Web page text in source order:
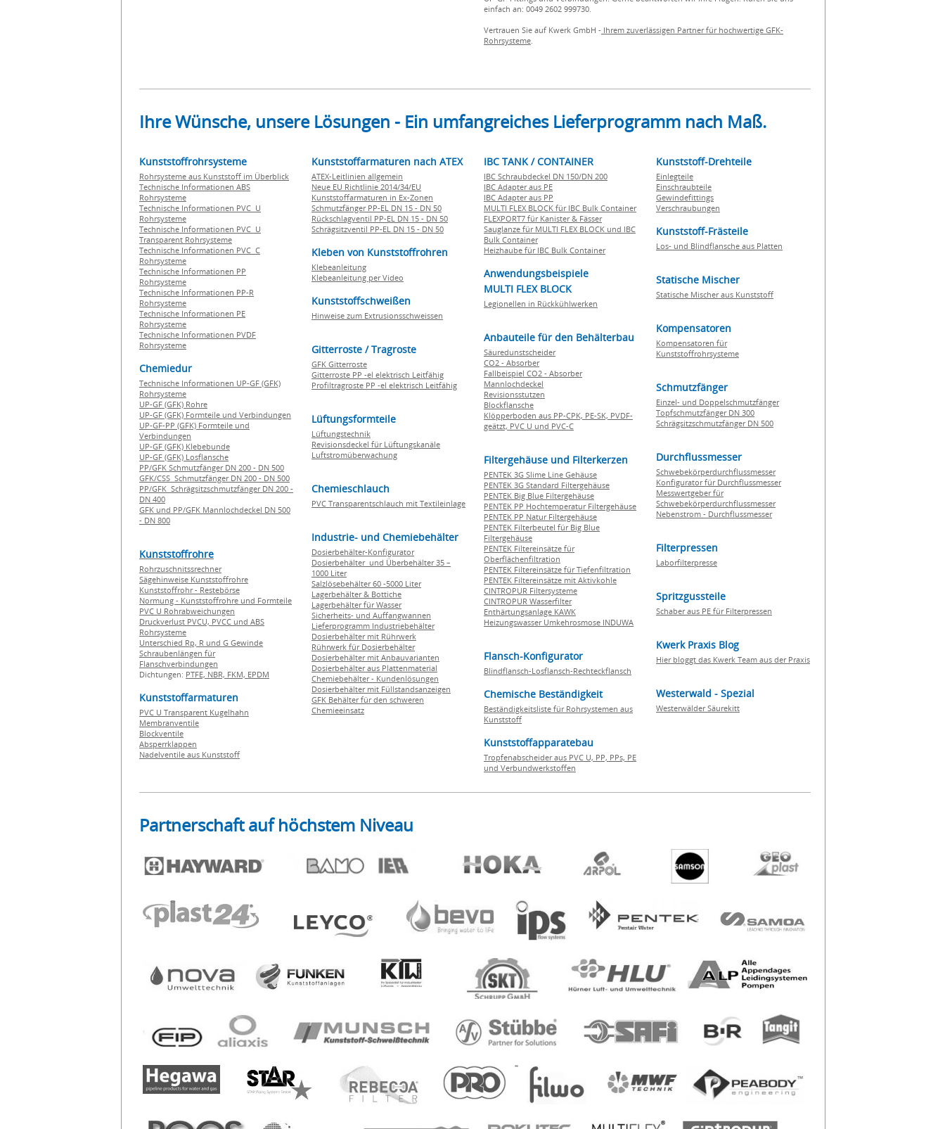
einfach an: 0049 2602 999730.
Vertrauen Sie auf Kwerk GmbH - Ihrem zuverlässigen Partner für hochwertige GFK-
Rohrsysteme.
Ihre Wünsche, unsere Lösungen - Ein umfangreiches Lieferprogramm nach Maß.
Kunststoffrohrsysteme
Rohrsysteme aus Kunststoff im Überblick
Technische Informationen ABS
Rohrsysteme
Technische Informationen PVC U
Rohrsysteme
Technische Informationen PVC U
Transparent Rohrsysteme
Technische Informationen PVC C
Rohrsysteme
Technische Informationen PP
Rohrsysteme
Technische Informationen PP-R
Rohrsysteme
Technische Informationen PE
Rohrsysteme
Technische Informationen PVDF
Rohrsysteme
Chemiedur
Technische Informationen UP-GF (GFK)
Rohrsysteme
UP-GF (GFK) Rohre
UP-GF (GFK) Formteile und Verbindungen
UP-GF-PP (GFK) Formteile und
Verbindungen
UP-GF (GFK) Klebebunde
UP-GF (GFK) Losflansche
PP/GFK Schmutzfänger DN 200 - DN 500
GFK/CSS Schmutzfänger DN 200 - DN 500
PP/GFK Schrägsitzschmutzfänger DN 200 -
DN 400
GFK und PP/GFK Mannlochdeckel DN 500
- DN 800
Kunststoffrohre
Rohrzuschnitssrechner
Sägehinweise Kunststoffrohre
Kunststoffrohr - Restebörse
Normung - Kunststoffrohre und Formteile
PVC U Rohrabweichungen
Druckverlust PVCU, PVCC und ABS
Rohrsysteme
Unterschied Rp, R und G Gewinde
Schraubenlängen für
Flanschverbindungen
Dichtungen: PTFE, NBR, FKM, EPDM
Kunststoffarmaturen
PVC U Transparent Kugelhahn
Membranventile
Blockventile
Absperrklappen
Nadelventile aus Kunststoff
Kunststoffarmaturen nach ATEX
ATEX-Leitlinien allgemein
Neue EU Richtlinie 2014/34/EU
Kunststoffarmaturen in Ex-Zonen
Schmutzfänger PP-EL DN 15 - DN 50
Rückschlagventil PP-EL DN 15 - DN 50
Schrägsitzventil PP-EL DN 15 - DN 50
Kleben von Kunststoffrohren
Klebeanleitung
Klebeanleitung per Video
Kunststoffschweißen
Hinweise zum Extrusionsschweissen
Gitterroste / Tragroste
GFK Gitterroste
Gitterroste PP -el elektrisch Leitfähig
Profiltragroste PP -el elektrisch Leitfähig
Lüftungsformteile
Lüftungstechnik
Revisionsdeckel für Lüftungskanäle
Luftstromüberwachung
Chemieschlauch
PVC Transparentschlauch mit Textileinlage
Industrie- und Chemiebehälter
Dosierbehälter-Konfigurator
Dosierbehälter und Überbehälter 35 –
1000 Liter
Salzlösebehälter 60 -5000 Liter
Lagerbehälter & Bottiche
Lagerbehälter für Wasser
Sicherheits- und Auffangwannen
Lieferprogramm Industriebehälter
Dosierbehälter mit Rührwerk
Rührwerk für Dosierbehälter
Dosierbehälter mit Anbauvarianten
Dosierbehälter aus Plattenmaterial
Chemiebehälter - Kundenlösungen
Dosierbehälter mit Füllstandsanzeigen
GFK Behälter für den schweren
Chemieeinsatz
IBC TANK / CONTAINER
IBC Schraubdeckel DN 150/DN 200
IBC Adapter aus PE
IBC Adapter aus PP
MULTI FLEX BLOCK für IBC Bulk Container
FLEXPORT7 für Kanister & Fässer
Sauglanze für MULTI FLEX BLOCK und IBC
Bulk Container
Heizhaube für IBC Bulk Container
Anwendungsbeispiele
MULTI FLEX BLOCK
Legionellen in Rückkühlwerken
Anbauteile für den Behälterbau
Säuredunstscheider
CO2 - Absorber
Fallbeispiel CO2 - Absorber
Mannlochdeckel
Revisionsstutzen
Blockflansche
Klöpperboden aus PP-CPK, PE-SK, PVDF-
geätzt, PVC U und PVC-C
Filtergehäuse und Filterkerzen
PENTEK 3G Slime Line Gehäuse
PENTEK 3G Standard Filtergehäuse
PENTEK Big Blue Filtergehäuse
PENTEK PP Hochtemperatur Filtergehäuse
PENTEK PP Natur Filtergehäuse
PENTEK Filterbeutel für Big Blue
Filtergehäuse
PENTEK Filtereinsätze für
Oberflächenfiltration
PENTEK Filtereinsätze für Tiefenfiltration
PENTEK Filtereinsätze mit Aktivkohle
CINTROPUR Filtersysteme
CINTROPUR Wasserfilter
Enthärtungsanlage KAWK
Heizungswasser Umkehrosmose INDUWA
Flansch-Konfigurator
Blindflansch-Losflansch-Rechteckflansch
Chemische Beständigkeit
Beständigkeitsliste für Rohrsystemen aus
Kunststoff
Kunststoffapparatebau
Tropfenabscheider aus PVC U, PP, PPs, PE
und Verbundwerkstoffen
Kunststoff-Drehteile
Einlegteile
Einschraubteile
Gewindefittings
Verschraubungen
Kunststoff-Frästeile
Los- und Blindflansche aus Platten
Statische Mischer
Statische Mischer aus Kunststoff
Kompensatoren
Kompensatoren für
Kunststoffrohrsysteme
Schmutzfänger
Einzel- und Doppelschmutzfänger
Topfschmutzfänger DN 300
Schrägsitzschmutzfänger DN 500
Durchflussmesser
Schwebekörperdurchflussmesser
Konfigurator für Durchflussmesser
Messwertgeber für
Schwebekörperdurchflussmesser
Nebenstrom - Durchflussmesser
Filterpressen
Laborfilterpresse
Spritzgussteile
Schaber aus PE für Filterpressen
Kwerk Praxis Blog
Hier bloggt das Kwerk Team aus der Praxis
Westerwald - Spezial
Westerwälder Säurekitt
Partnerschaft auf höchstem Niveau